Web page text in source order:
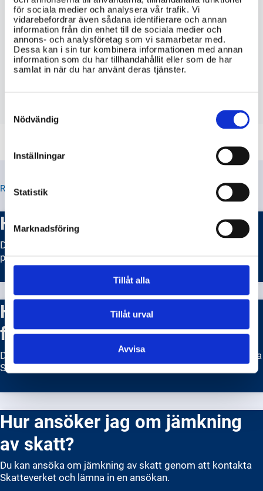
för sociala medier och analysera vår trafik. Vi
vidarebefordrar även sådana identifierare och annan
information från din enhet till de sociala medier och
annons- och analysföretag som vi samarbetar med.
Dessa kan i sin tur kombinera informationen med annan
information som du har tillhandahållit eller som de har
samlat in när du har använt deras tjänster.
Selection
Nödvändig
Inställningar
Statistik
Marknadsföring
Tillåt alla
Tillåt urval
Avvisa
jag kan dra nytta av när jag deklarerar?
Vilka olika deklarationstyper finns det
och vad är skillnaden mellan dem?
Hur deklarerar jag min inkomst och
RELATERADE TIPS
Hur deklarerar jag inkomst?
Det beror på vilken typ av inkomst det gäller och vilken
period du vill deklarera.
Hur ändrar jag min
folkbokföringsadress?
Du kan ändra din folkbokföringsadress genom att kontakta
Skatteverket.
Hur ansöker jag om jämkning
av skatt?
Du kan ansöka om jämkning av skatt genom att kontakta
Skatteverket och lämna in en ansökan.